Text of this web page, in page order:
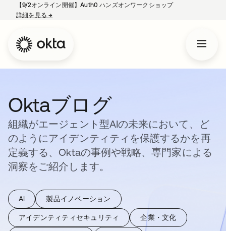
【9/2オンライン開催】Auth0 ハンズオンワークショップ
詳細を見る→
Oktaブログ
組織がエージェント型AIの未来において、ど
のようにアイデンティティを保護するかを再
定義する、Oktaの事例や戦略、専門家による
洞察をご紹介します。
AI 製品イノベーション
アイデンティティセキュリティ 企業・文化